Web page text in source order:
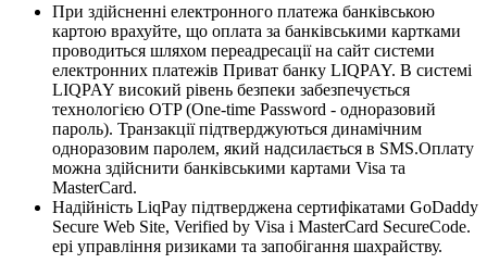
При здійсненні електронного платежа банківською
картою врахуйте, що оплата за банківськими картками
проводиться шляхом переадресації на сайт системи
електронних платежів Приват банку LIQPAY. В системі
LIQPAY високий рівень безпеки забезпечується
технологією OTP (One-time Password - одноразовий
пароль). Транзакції підтверджуються динамічним
одноразовим паролем, який надсилається в SMS.Оплату
можна здійснити банківськими картами Visa та
MasterCard.
Надійність LiqPay підтверджена сертифікатами GoDaddy
Secure Web Site, Verified by Visa і MasterCard SecureCode.
ері управління ризиками та запобігання шахрайству.